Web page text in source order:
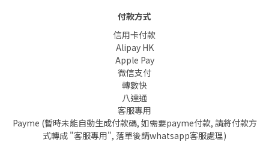
付款方式
信用卡付款
Alipay HK
Apple Pay
微信支付
轉數快
八達通
客服專用
Payme (暫時未能自動生成付款碼, 如需要payme付款, 請將付款方
式轉成 "客服專用", 落單後請whatsapp客服處理)